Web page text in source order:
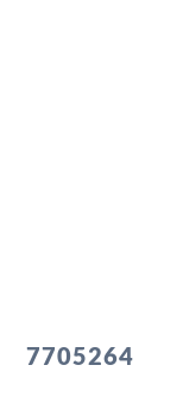
7705264